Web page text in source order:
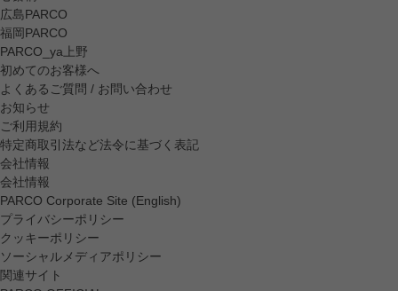
広島PARCO
福岡PARCO
PARCO_ya上野
初めてのお客様へ
よくあるご質問 / お問い合わせ
お知らせ
ご利用規約
特定商取引法など法令に基づく表記
会社情報
会社情報
PARCO Corporate Site (English)
プライバシーポリシー
クッキーポリシー
ソーシャルメディアポリシー
関連サイト